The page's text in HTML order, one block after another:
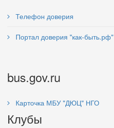
Телефон доверия
Портал доверия "как-быть.рф"
bus.gov.ru
Карточка МБУ "ДЮЦ" НГО
Клубы